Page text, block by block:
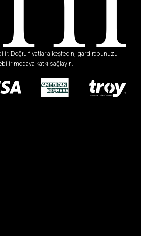
Doğru fiyatlarla keşfedin, gardırobunuzu
modaya katkı sağlayın.